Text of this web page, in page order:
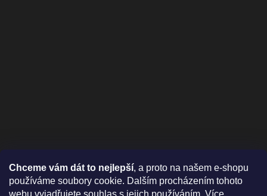
Chceme vám dát to nejlepší, a proto na našem e-shopu
používáme soubory cookie. Dalším procházením tohoto
webu vyjadřujete souhlas s jejich používáním. Více